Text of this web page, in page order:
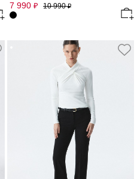
7 990 ₽ 10 990₽